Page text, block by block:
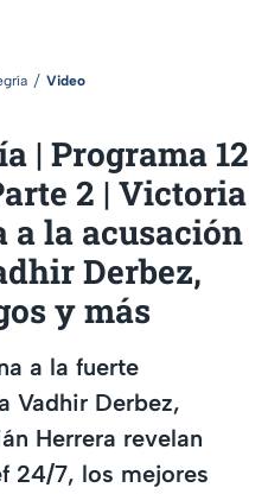
Video
| Programa 12
2 | Victoria
a la acusación
Derbez,
y más
a la fuerte
Vadhir Derbez,
Herrera revelan
24/7, los mejores